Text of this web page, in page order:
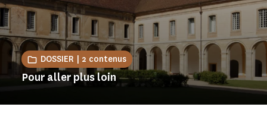
Pour aller plus loin
DOSSIER | 2 contenus